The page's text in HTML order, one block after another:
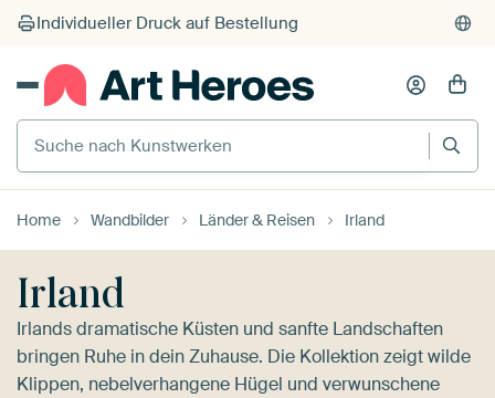
Individueller Druck auf Bestellung
Suche nach Kunstwerken
Home Wandbilder Länder & Reisen Irland
Irland
Irlands dramatische Küsten und sanfte Landschaften
bringen Ruhe in dein Zuhause. Die Kollektion zeigt wilde
Klippen, nebelverhangene Hügel und verwunschene